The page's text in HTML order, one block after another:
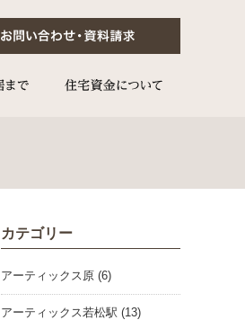
カテゴリー
アーティックス原 (6)
アーティックス若松駅 (13)